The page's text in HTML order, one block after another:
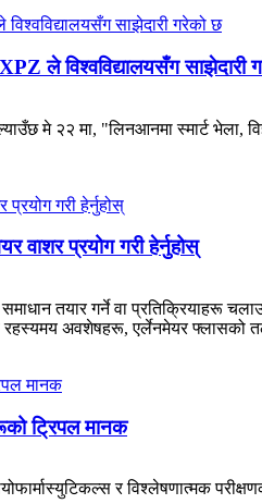
ले विश्वविद्यालयसँग साझेदारी
मे २२ मा, "लिनआनमा स्मार्ट भेला,
वाशर प्रयोग गरी हेर्नुहोस्
समाधान तयार गर्ने वा
रहस्यमय अवशेषहरू, एर्लेनमेयर फ्लासको
ट्रिपल मानक
र विश्लेषणात्मक